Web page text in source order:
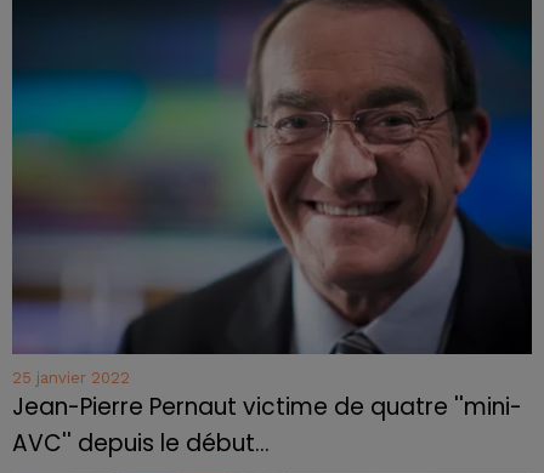
25 janvier 2022
Jean-Pierre Pernaut victime de quatre ''mini-
AVC'' depuis le début...